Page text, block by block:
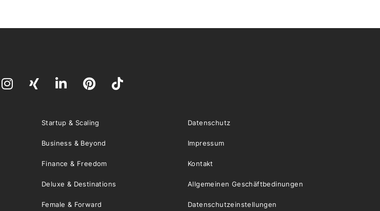
Startup & Scaling
Business & Beyond
Finance & Freedom
Deluxe & Destinations
Female & Forward
Datenschutz
Impressum
Kontakt
Allgemeinen Geschäftbedinungen
Datenschutzeinstellungen